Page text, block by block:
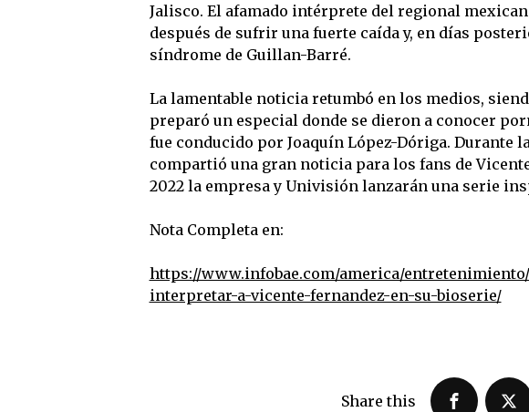
Jalisco. El afamado intérprete del regional
después de sufrir una fuerte caída y, en días
síndrome de Guillan-Barré.
La lamentable noticia retumbó en los medios,
preparó un especial donde se dieron a conocer
fue conducido por Joaquín López-Dóriga. Durante
compartió una gran noticia para los fans de
2022 la empresa y Univisión lanzarán una serie
Nota Completa en:
https://www.infobae.com/america/
interpretar-a-vicente-fernandez-en-su-bioserie/
Share this